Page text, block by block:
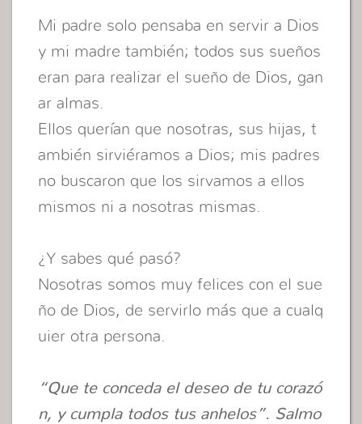
Mi padre solo pensaba en servir a Dios
y mi madre también; todos sus sueños
eran para realizar el sueño de Dios, gan
ar almas.
Ellos querían que nosotras, sus hijas, t
ambién sirviéramos a Dios; mis padres
no buscaron que los sirvamos a ellos
mismos ni a nosotras mismas.
¿Y sabes qué pasó?
Nosotras somos muy felices con el sue
ño de Dios, de servirlo más que a cualq
uier otra persona.
“Que te conceda el deseo de tu corazó
n, y cumpla todos tus anhelos”. Salmo